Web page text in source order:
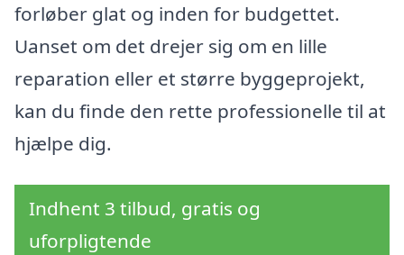
forløber glat og inden for budgettet.
Uanset om det drejer sig om en lille
reparation eller et større byggeprojekt,
kan du finde den rette professionelle til at
hjælpe dig.
Indhent 3 tilbud, gratis og
uforpligtende